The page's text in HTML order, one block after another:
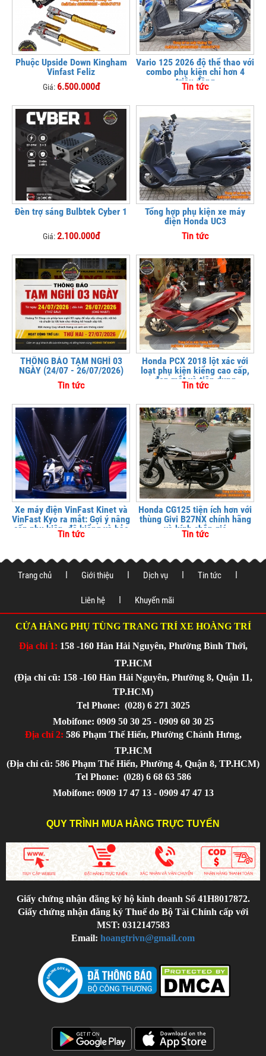
Phuộc Upside Down Kingham
Vinfast Feliz
Giá: 6.500.000đ
Vario 125 2026 độ thể thao với
combo phụ kiện chỉ hơn 4
triệu đồng
Tin tức
Đèn trợ sáng Bulbtek Cyber 1
Giá:2.100.000đ
Tổng hợp phụ kiện xe máy
điện Honda UC3
Tin tức
THÔNG BÁO TẠM NGHỈ 03
NGÀY (24/07 - 26/07/2026)
Tin tức
Honda PCX 2018 lột xác với
loạt phụ kiện kiểng cao cấp,
đẹp mắt và tiện dụng
Tin tức
Xe máy điện VinFast Kinet và
VinFast Kyo ra mắt: Gợi ý nâng
cấp phụ kiện, độ kiểng và bảo
vệ xe tại
Tin tức
Honda CG125 tiện ích hơn với
thùng Givi B27NX chính hãng
và kính chắn gió
Tin tức
Trang chủ Giới thiệu Dịch vụ Tin tức
Liên hệ Khuyến mãi
CỬA HÀNG PHỤ TÙNG TRANG TRÍ XE HOÀNG TRÍ
Địa chỉ 1: 158 -160 Hàn Hải Nguyên, Phường Bình Thới,
TP.HCM
(Địa chỉ cũ: 158 -160 Hàn Hải Nguyên, Phường 8, Quận 11,
TP.HCM)
Tel Phone: (028) 6 271 3025
Mobifone: 0909 50 30 25 - 0909 60 30 25
Địa chỉ 2: 586 Phạm Thế Hiển, Phường Chánh Hưng,
TP.HCM
(Địa chỉ cũ: 586 Phạm Thế Hiển, Phường 4, Quận 8, TP.HCM)
Tel Phone: (028) 6 68 63 586
Mobifone: 0909 17 47 13 - 0909 47 47 13
QUY TRÌNH MUA HÀNG TRỰC TUYẾN
Giấy chứng nhận đăng ký hộ kinh doanh Số 41H8017872.
Giấy chứng nhận đăng ký Thuế do Bộ Tài Chính cấp với
MST: 0312147583
Email: hoangtrivn@gmail.com